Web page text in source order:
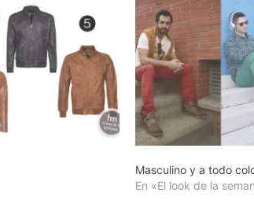
Masculino y a todo
En «El look de la